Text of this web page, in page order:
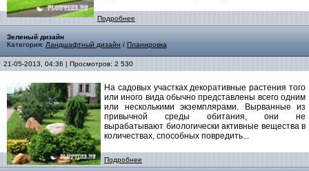
Подробнее
Зеленый дизайн
Категория: Ландшафтный дизайн / Планировка
21-05-2013, 04:36 | Просмотров: 2 530
На садовых участках декоративные растения того
или иного вида обычно представлены всего одним
или несколькими экземплярами. Вырванные из
привычной среды обитания, они не
вырабатывают биологически активные вещества в
количествах, способных повредить...
Подробнее